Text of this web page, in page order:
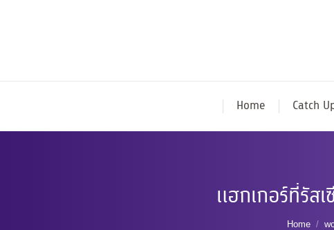
Home Catch
แฮกเกอร์ที่รัส
You are
Home